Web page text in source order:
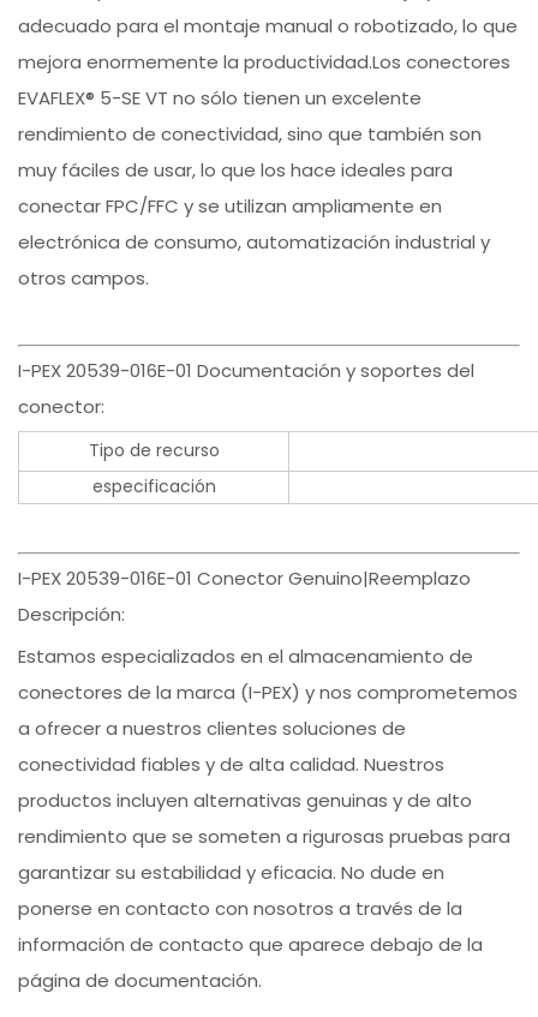
adecuado para el montaje manual o robotizado, lo que
mejora enormemente la productividad.Los conectores
EVAFLEX® 5-SE VT no sólo tienen un excelente
rendimiento de conectividad, sino que también son
muy fáciles de usar, lo que los hace ideales para
conectar FPC/FFC y se utilizan ampliamente en
electrónica de consumo, automatización industrial y
otros campos.
I-PEX 20539-016E-01 Documentación y soportes del
conector:
Tipo de recurso
especificación
I-PEX 20539-016E-01 Conector Genuino|Reemplazo
Descripción:
Estamos especializados en el almacenamiento de
conectores de la marca (I-PEX) y nos comprometemos
a ofrecer a nuestros clientes soluciones de
conectividad fiables y de alta calidad. Nuestros
productos incluyen alternativas genuinas y de alto
rendimiento que se someten a rigurosas pruebas para
garantizar su estabilidad y eficacia. No dude en
ponerse en contacto con nosotros a través de la
información de contacto que aparece debajo de la
página de documentación.